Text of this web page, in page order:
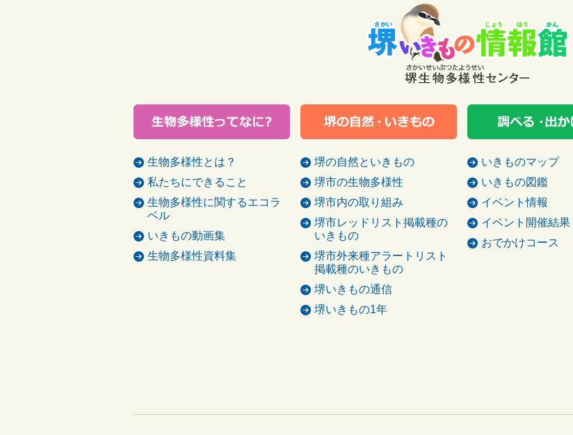
生物多様性とは？
私たちにできること
生物多様性に関するエコラ
ベル
いきもの動画集
生物多様性資料集
堺の自然といきもの
堺市の生物多様性
堺市内の取り組み
堺市レッドリスト掲載種の
いきもの
堺市外来種アラートリスト
掲載種のいきもの
堺いきもの通信
堺いきもの1年
いきものマップ
いきもの図鑑
イベント情報
イベント開催結果
おでかけコース